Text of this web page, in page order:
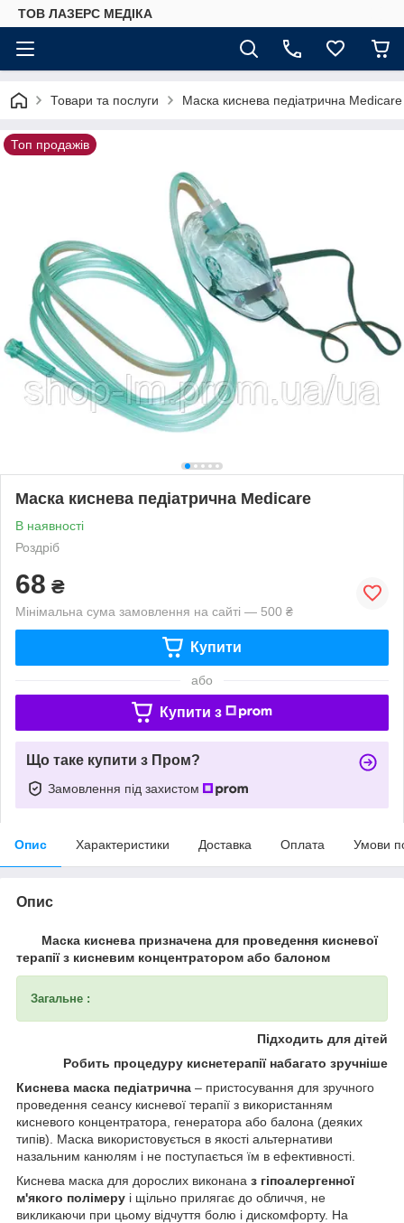
ТОВ ЛАЗЕРС МЕДІКА
Товари та послуги Маска киснева педіатрична Medicare
Топ продажів
Маска киснева педіатрична Medicare
В наявності
Роздріб
68 ₴
Мінімальна сума замовлення на сайті — 500 ₴
Купити
або
Купити з
Що таке купити з Пром?
Замовлення під захистом
Опис Характеристики Доставка Оплата Умови
Опис
Маска киснева призначена для проведення кисневої
терапії з кисневим концентратором або балоном
Загальне :
Підходить для дітей
Робить процедуру киснетерапії набагато зручніше
Киснева маска педіатрична – пристосування для зручного
проведення сеансу кисневої терапії з використанням
кисневого концентратора, генератора або балона (деяких
типів). Маска використовується в якості альтернативи
назальним канюлям і не поступається їм в ефективності.
Киснева маска для дорослих виконана з гіпоалергенної
м'якого полімеру і щільно прилягає до обличчя, не
викликаючи при цьому відчуття болю і дискомфорту. На